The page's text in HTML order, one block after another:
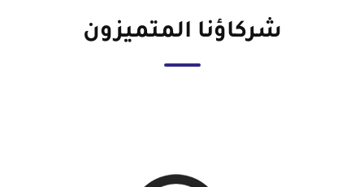
شركاؤنا المتميزون​